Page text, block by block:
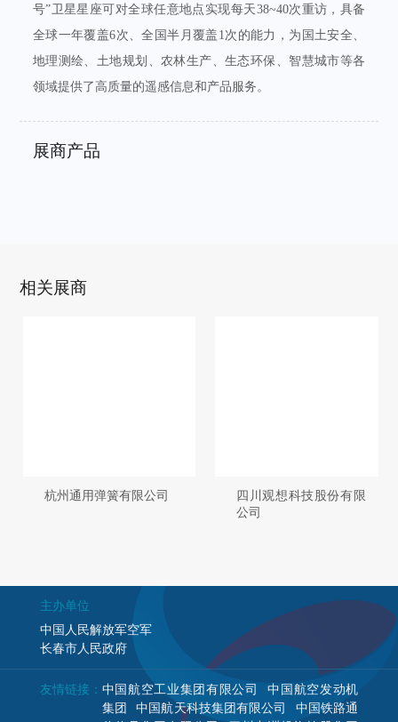
号”卫星星座可对全球任意地点实现每天38~40次重访，具备
全球一年覆盖6次、全国半月覆盖1次的能力，为国土安全、
地理测绘、土地规划、农林生产、生态环保、智慧城市等各
领域提供了高质量的遥感信息和产品服务。
展商产品
相关展商
杭州通用弹簧有限公司
四川观想科技股份有限
公司
主办单位
中国人民解放军空军
长春市人民政府
友情链接： 中国航空工业集团有限公司
中国航空发动机
集团
中国航天科技集团有限公司
中国铁路通